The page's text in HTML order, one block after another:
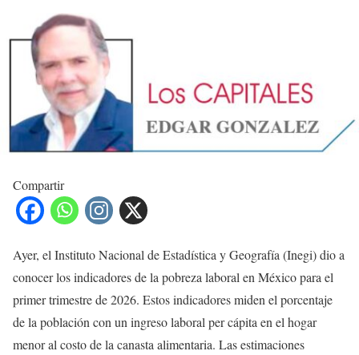
Compartir
Ayer, el Instituto Nacional de Estadística y Geografía (Inegi) dio a
conocer los indicadores de la pobreza laboral en México para el
primer trimestre de 2026. Estos indicadores miden el porcentaje
de la población con un ingreso laboral per cápita en el hogar
menor al costo de la canasta alimentaria. Las estimaciones